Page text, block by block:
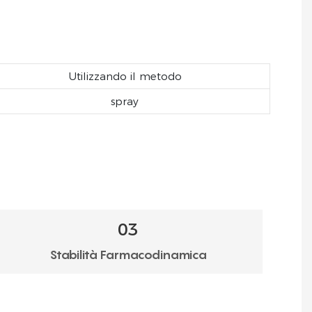
Utilizzando il metodo
spray
03
Stabilità Farmacodinamica